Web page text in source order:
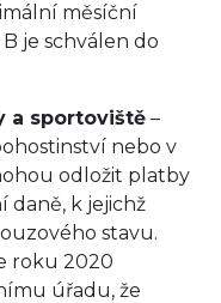
měsíční
je schválen do
a sportoviště –
nebo v
odložit platby
daně, k jejichž
stavu.
roku 2020
úřadu, že